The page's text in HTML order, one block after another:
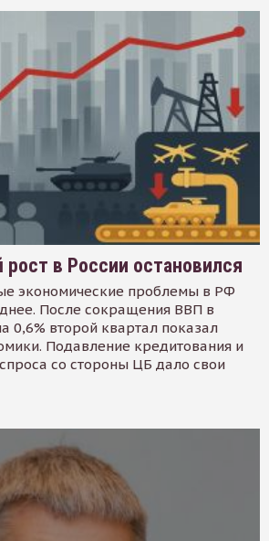
в России остановился
экономические проблемы в РФ
После сокращения ВВП в
0,6% второй квартал показал
Подавление кредитования и
со стороны ЦБ дало свои